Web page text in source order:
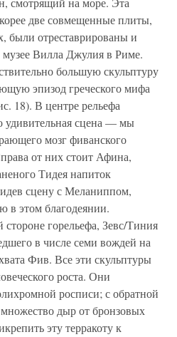
две совмещенные плиты,
были отреставрированы и
музее Вилла Джулия в Риме.
большую скульптуру
эпизод греческого мифа
18). В центре рельефа
удивительная сцена — мы
мозг фиванского
от них стоит Афина,
Тидея напиток
сцену с Меланиппом,
в этом благодеянии.
горельефа, Зевс/Тиния
в числе семи вождей на
Фив. Все эти скульптуры
роста. Они
росписи; с обратной
дыр от бронзовых
эту терракоту к